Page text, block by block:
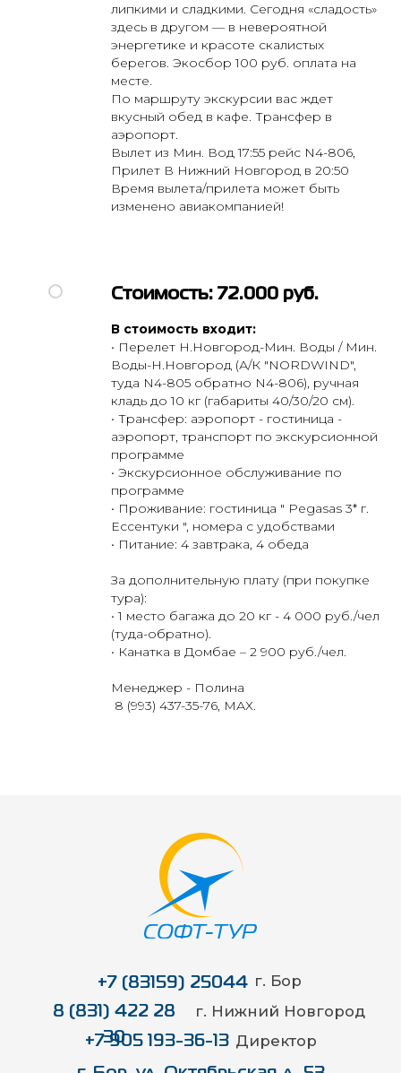
липкими и сладкими. Сегодня «сладость»
здесь в другом — в невероятной
энергетике и красоте скалистых
берегов. Экосбор 100 руб. оплата на
месте.
По маршруту экскурсии вас ждет
вкусный обед в кафе. Трансфер в
аэропорт.
Вылет из Мин. Вод 17:55 рейс N4-806,
Прилет В Нижний Новгород в 20:50
Время вылета/прилета может быть
изменено авиакомпанией!
Стоимость: 72.000 руб.
В стоимость входит:
• Перелет Н.Новгород-Мин. Воды / Мин.
Воды-Н.Новгород (А/К "NORDWIND",
туда N4-805 обратно N4-806), ручная
кладь до 10 кг (габариты 40/30/20 см).
• Трансфер: аэропорт - гостиница -
аэропорт, транспорт по экскурсионной
программе
• Экскурсионное обслуживание по
программе
• Проживание: гостиница " Pegasas 3* г.
Ессентуки ", номера с удобствами
• Питание: 4 завтрака, 4 обеда
За дополнительную плату (при покупке
тура):
• 1 место багажа до 20 кг - 4 000 руб./чел
(туда-обратно).
• Канатка в Домбае – 2 900 руб./чел.
Менеджер - Полина
8 (993) 437-35-76, МАХ.